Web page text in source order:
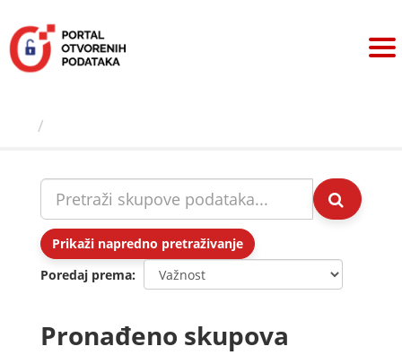
sadržaj
Prikaži napredno pretraživanje
Poredaj prema
Pronađeno skupova